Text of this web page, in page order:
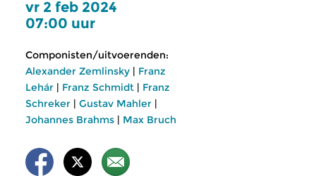
vr 2 feb 2024
07:00 uur
Componisten/uitvoerenden:
Alexander Zemlinsky | Franz
Lehár | Franz Schmidt | Franz
Schreker | Gustav Mahler |
Johannes Brahms | Max Bruch